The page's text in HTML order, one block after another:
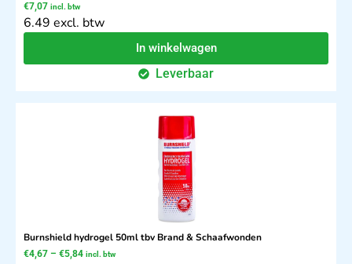
€7,07 incl. btw
6.49 excl. btw
In winkelwagen
Leverbaar
Burnshield hydrogel 50ml tbv Brand & Schaafwonden
€4,67 – €5,84 incl. btw